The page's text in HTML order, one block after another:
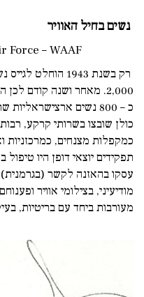
נשים בחיל האוויר
Force – WAAF
רק בשנת 1943
2,000. מאחר ושנה קודם
כ – 800 נשים
כולן שובצו בשרותי קרקע,
כמקפלות מצנחים, כמרכזניות
תפקידים יוצאי דופן היו
עסקו בהאזנה לקשר
מודיעיני, בצילומי אוויר
מעורבות ביחד עם בריטיות,